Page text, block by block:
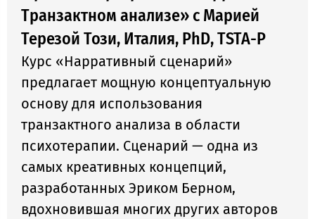
Транзактном анализе» c Марией
Терезой Този, Италия, PhD, TSTA-P
Курс «Нарративный сценарий»
предлагает мощную концептуальную
основу для использования
транзактного анализа в области
психотерапии. Сценарий — одна из
самых креативных концепций,
разработанных Эриком Берном,
вдохновившая многих других авторов